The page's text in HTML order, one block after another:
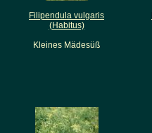
Filipendula vulgaris
(Habitus)
Kleines Mädesüß